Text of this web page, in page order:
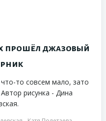
прошёл джазовый
то совсем мало, зато
рисунка - Дина